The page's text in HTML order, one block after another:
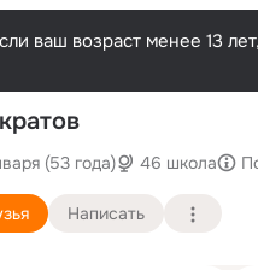
ваш возраст менее 13
(53 года) 46 школа
Написать